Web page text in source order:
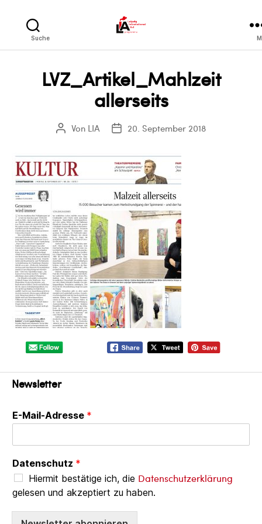
Suche
LVZ_Artikel_Mahlzeit
allerseits
Beitragsautor
Von LIA Veröffentlichungsdatum
20. September 2018
Newsletter
E-Mail-Adresse *
Datenschutz *
Hiermit bestätige ich, die Datenschutzerklärung
gelesen und akzeptiert zu haben.